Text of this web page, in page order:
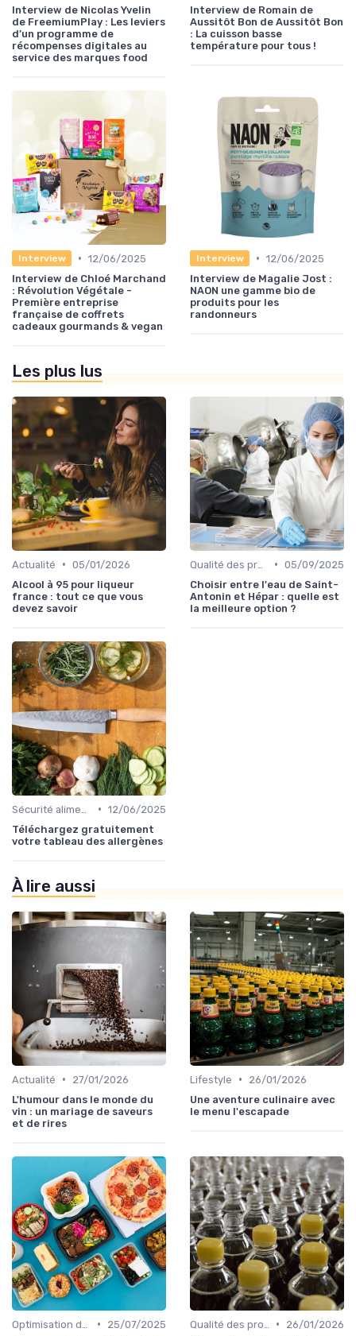
Interview de Nicolas Yvelin
de FreemiumPlay : Les leviers
d’un programme de
récompenses digitales au
service des marques food
Interview de Romain de
Aussitôt Bon de Aussitôt Bon
: La cuisson basse
température pour tous !
Interview • 12/06/2025
Interview de Chloé Marchand
: Révolution Végétale -
Première entreprise
française de coffrets
cadeaux gourmands & vegan
Interview • 12/06/2025
Interview de Magalie Jost :
NAON une gamme bio de
produits pour les
randonneurs
Les plus lus
Actualité • 05/01/2026
Alcool à 95 pour liqueur
france : tout ce que vous
devez savoir
• 05/09/2025
Choisir entre l'eau de Saint-
Antonin et Hépar : quelle est
la meilleure option ?
• 12/06/2025
Téléchargez gratuitement
votre tableau des allergènes
À lire aussi
Actualité •
27/01/2026
L'humour dans le monde du
vin : un mariage de saveurs
et de rires
Lifestyle •
26/01/2026
Une aventure culinaire avec
le menu l'escapade
•
25/07/2025
•
26/01/2026